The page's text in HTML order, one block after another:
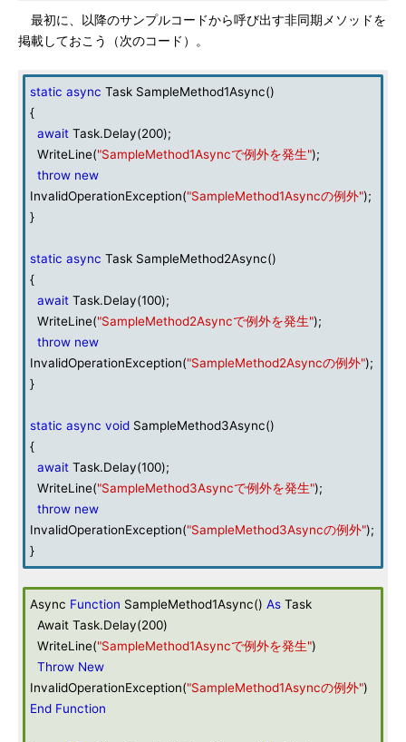
最初に、以降のサンプルコードから呼び出す非同期メソッドを
掲載しておこう（次のコード）。
static async Task SampleMethod1Async()
{
await Task.Delay(200);
WriteLine("SampleMethod1Asyncで例外を発生");
throw new
InvalidOperationException("SampleMethod1Asyncの例外");
}
static async Task SampleMethod2Async()
{
await Task.Delay(100);
WriteLine("SampleMethod2Asyncで例外を発生");
throw new
InvalidOperationException("SampleMethod2Asyncの例外");
}
static async void SampleMethod3Async()
{
await Task.Delay(100);
WriteLine("SampleMethod3Asyncで例外を発生");
throw new
InvalidOperationException("SampleMethod3Asyncの例外");
}
Async Function SampleMethod1Async() As Task
Await Task.Delay(200)
WriteLine("SampleMethod1Asyncで例外を発生")
Throw New
InvalidOperationException("SampleMethod1Asyncの例外")
End Function